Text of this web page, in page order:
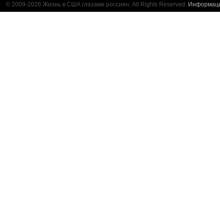
© 2009-2026 Жизнь в США глазами россиян. All Rights Reserved.